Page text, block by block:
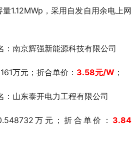
1.12MWp，采用自发自用余电上网
：南京辉强新能源科技有限公司
万元；折合单价： 3.58元/W ；
：山东泰开电力工程有限公司
万元；折合单价： 3.84